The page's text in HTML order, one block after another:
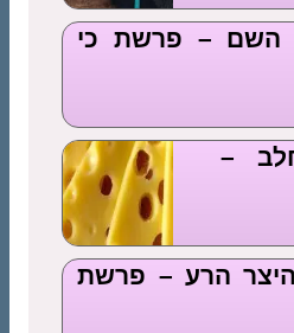
השם – פרשת כי
–
הרע – פרשת